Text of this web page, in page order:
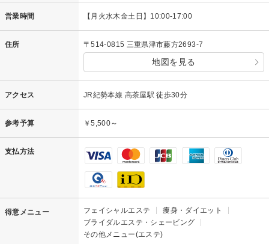
営業時間 【月火水木金土日】10:00-17:00
住所 〒514-0815 三重県津市藤方2693-7
地図を見る
アクセス JR紀勢本線 高茶屋駅 徒歩30分
参考予算 ￥5,500～
支払方法
得意メニュー フェイシャルエステ
痩身・ダイエット
ブライダルエステ・シェービング
その他メニュー(エステ)